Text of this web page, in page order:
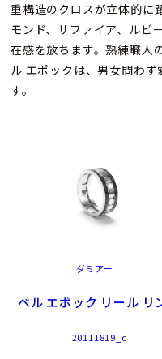
重構造のクロスが立体的に
モンド、サファイア、ルビ
在感を放ちます。熟練職人
ル エポックは、男女問わ
す。
ダミアーニ
ベル エポック リール リ
20111819_c